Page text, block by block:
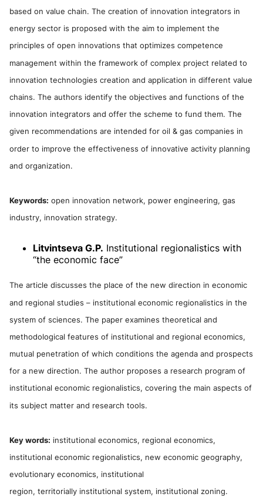
based on value chain. The creation of innovation integrators in
energy sector is proposed with the aim to implement the
principles of open innovations that optimizes competence
management within the framework of complex project related to
innovation technologies creation and application in different value
chains. The authors identify the objectives and functions of the
innovation integrators and offer the scheme to fund them. The
given recommendations are intended for oil & gas companies in
order to improve the effectiveness of innovative activity planning
and organization.
Keywords: open innovation network, power engineering, gas
industry, innovation strategy.
Litvintseva G.P. Institutional regionalistics with
“the economic face”
The article discusses the place of the new direction in economic
and regional studies – institutional economic regionalistics in the
system of sciences. The paper examines theoretical and
methodological features of institutional and regional economics,
mutual penetration of which conditions the agenda and prospects
for a new direction. The author proposes a research program of
institutional economic regionalistics, covering the main aspects of
its subject matter and research tools.
Key words: institutional economics, regional economics,
institutional economic regionalistics, new economic geography,
evolutionary economics, institutional
region, territorially institutional system, institutional zoning.